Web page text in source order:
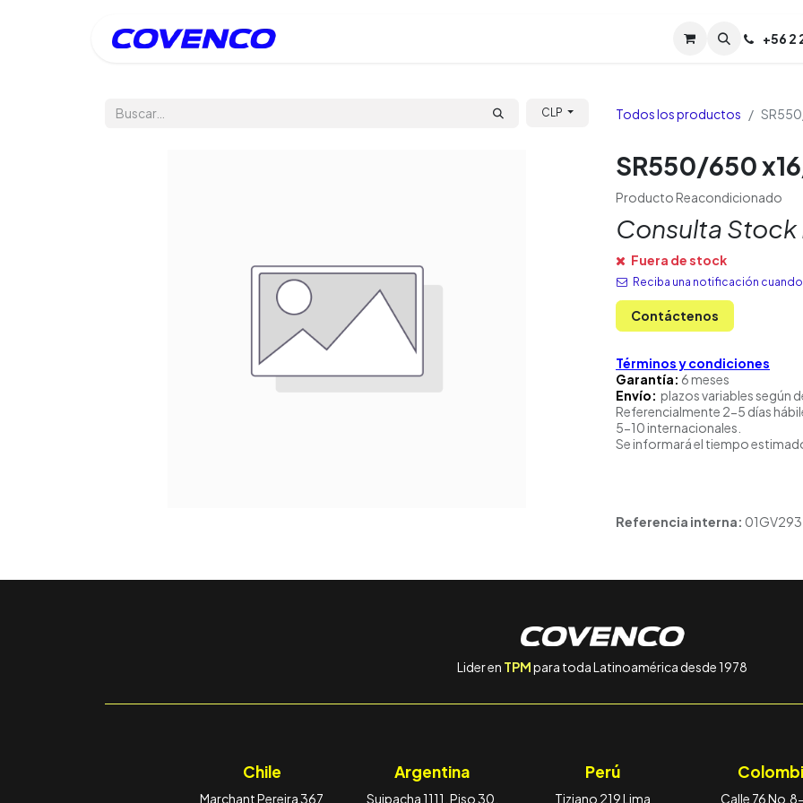
Soporte TPM (CL) +56 2
CLP Todos los productos
SR550/650
Producto Reacondicionado
Consulta
Fuera de stock
Reciba una notificación
Contáctenos
Términos y condiciones
Garantía: 6 meses
Envío: plazos variables según
Referencialmente 2-5 días
5-10 internacionales.
Se informará el tiempo
Referencia interna: 01GV293
Lider en TPMpara toda Latinoamérica desde 1978
Chile
Marchant Pereira 367
Argentina
Suipacha 1111, Piso 30,
Perú
Tiziano 219 Lima Calle 76